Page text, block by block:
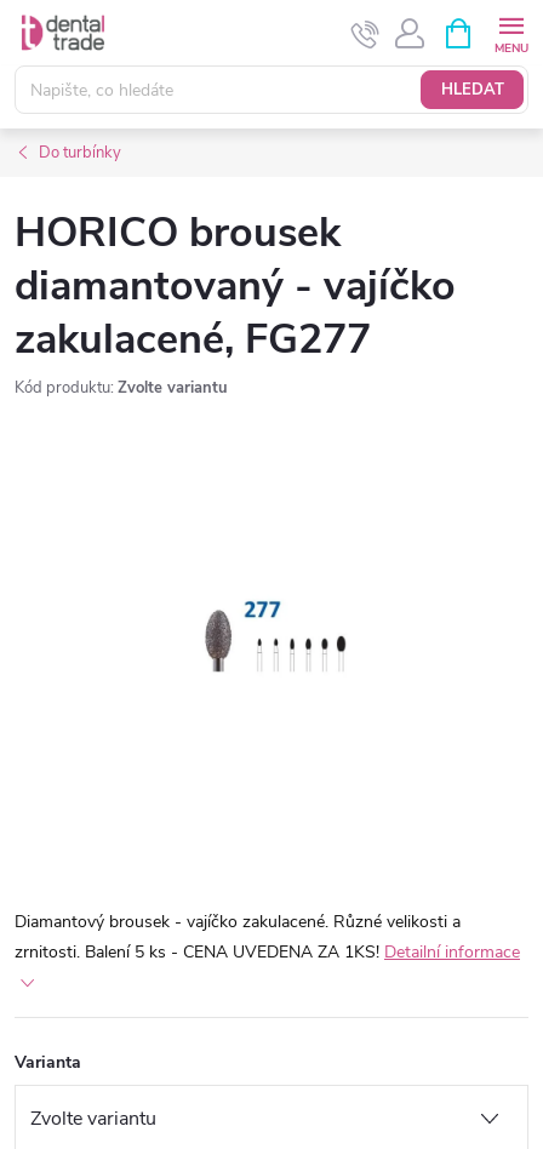
Přejít
obsah
HLEDAT
NÁKUPNÍ
KOŠÍK
Do turbínky
HORICO brousek
diamantovaný - vajíčko
zakulacené, FG277
Kód produktu: Zvolte variantu
Diamantový brousek - vajíčko zakulacené. Různé velikosti a
zrnitosti. Balení 5 ks - CENA UVEDENA ZA 1KS! Detailní informace
Varianta